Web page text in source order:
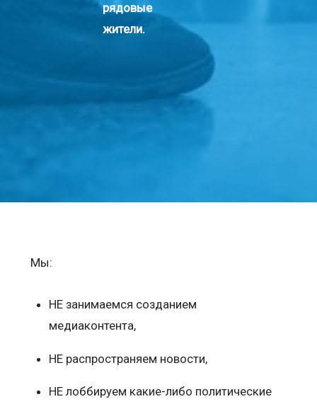
рядовые
жители.
Мы:
НЕ занимаемся созданием
медиаконтента,
НЕ распространяем новости,
НЕ лоббируем какие-либо политические